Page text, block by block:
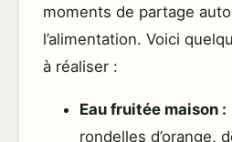
moments de partage
l’alimentation. Voici
à réaliser :
Eau fruitée maison :
rondelles d’orange,